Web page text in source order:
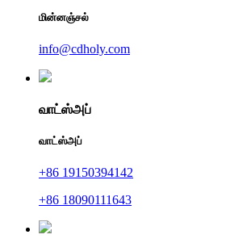
மின்னஞ்சல்
info@cdholy.com
வாட்ஸ்அப்
வாட்ஸ்அப்
+86 19150394142
+86 18090111643